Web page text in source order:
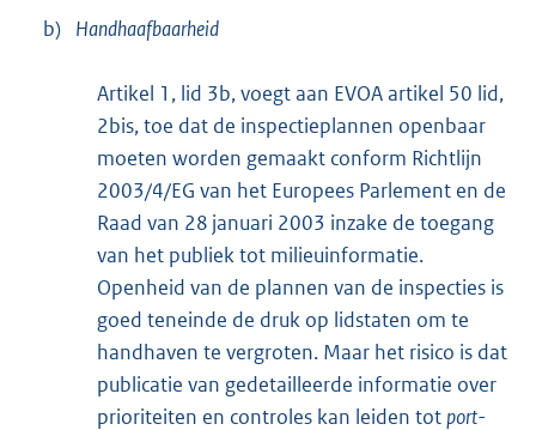
b) Handhaafbaarheid
Artikel 1, lid 3b, voegt aan EVOA artikel 50 lid,
2bis, toe dat de inspectieplannen openbaar
moeten worden gemaakt conform Richtlijn
2003/4/EG van het Europees Parlement en de
Raad van 28 januari 2003 inzake de toegang
van het publiek tot milieuinformatie.
Openheid van de plannen van de inspecties is
goed teneinde de druk op lidstaten om te
handhaven te vergroten. Maar het risico is dat
publicatie van gedetailleerde informatie over
prioriteiten en controles kan leiden tot port-